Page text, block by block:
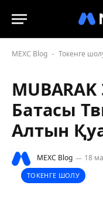
MEXC Blog - Токенге
Батасы
Алтын
MEXC Blog 18
ТОКЕНГЕ ШОЛУ